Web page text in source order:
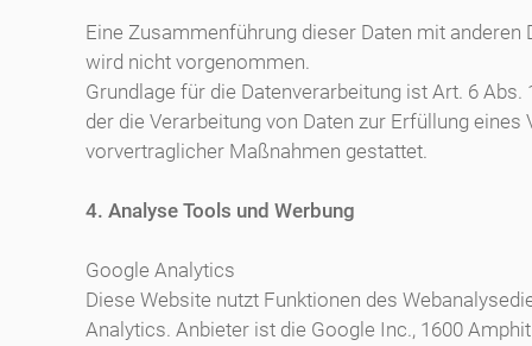
Eine Zusammenführung dieser Daten mit anderen
wird nicht vorgenommen.
Grundlage für die Datenverarbeitung ist Art. 6 Abs.
der die Verarbeitung von Daten zur Erfüllung eines
vorvertraglicher Maßnahmen gestattet.
4. Analyse Tools und Werbung
Google Analytics
Diese Website nutzt Funktionen des
Analytics. Anbieter ist die Google Inc., 1600